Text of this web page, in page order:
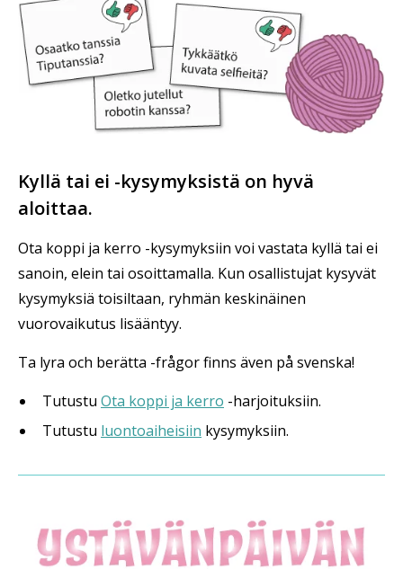
Kyllä tai ei -kysymyksistä on hyvä
aloittaa.
Ota koppi ja kerro -kysymyksiin voi vastata kyllä tai ei
sanoin, elein tai osoittamalla. Kun osallistujat kysyvät
kysymyksiä toisiltaan, ryhmän keskinäinen
vuorovaikutus lisääntyy.
Ta lyra och berätta -frågor finns även på svenska!
Tutustu Ota koppi ja kerro -harjoituksiin.
Tutustu luontoaiheisiin kysymyksiin.